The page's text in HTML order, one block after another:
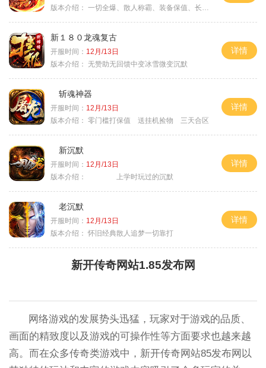
版本介绍： 一切全爆、散人称霸、装备保值、长期耐玩
新１８０龙魂复古
开服时间： 12月/13日
版本介绍： 无赞助无回馈中变冰雪微变沉默
详情
斩魂神器
开服时间： 12月/13日
版本介绍： 零门槛打保值 送挂机捡物 三天合区
详情
新沉默
开服时间： 12月/13日
版本介绍：
上学时玩过的沉默
详情
老沉默
开服时间： 12月/13日
版本介绍： 怀旧经典散人追梦一切靠打
详情
新开传奇网站1.85发布网
网络游戏的发展势头迅猛，玩家对于游戏的品质、
画面的精致度以及游戏的可操作性等方面要求也越来越
高。而在众多传奇类游戏中，新开传奇网站85发布网以